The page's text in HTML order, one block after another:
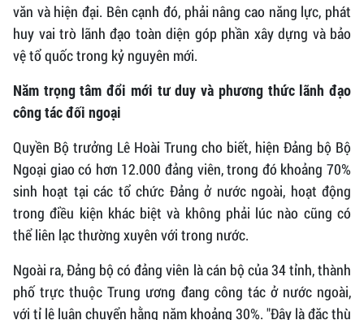
văn và hiện đại. Bên cạnh đó, phải nâng cao năng lực, phát
huy vai trò lãnh đạo toàn diện góp phần xây dựng và bảo
vệ tổ quốc trong kỷ nguyên mới.
Năm trọng tâm đổi mới tư duy và phương thức lãnh đạo
công tác đối ngoại
Quyền Bộ trưởng Lê Hoài Trung cho biết, hiện Đảng bộ Bộ
Ngoại giao có hơn 12.000 đảng viên, trong đó khoảng 70%
sinh hoạt tại các tổ chức Đảng ở nước ngoài, hoạt động
trong điều kiện khác biệt và không phải lúc nào cũng có
thể liên lạc thường xuyên với trong nước.
Ngoài ra, Đảng bộ có đảng viên là cán bộ của 34 tỉnh, thành
phố trực thuộc Trung ương đang công tác ở nước ngoài,
với tỉ lệ luân chuyển hằng năm khoảng 30%. "Đây là đặc thù